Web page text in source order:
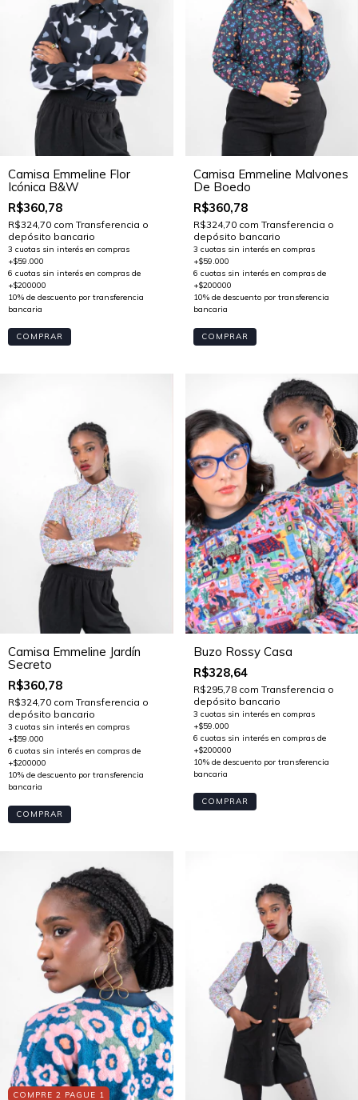
Camisa Emmeline Flor
Icónica B&W
R$360,78
R$324,70 com Transferencia o
depósito bancario
COMPRAR
Camisa Emmeline Malvones
De Boedo
R$360,78
R$324,70 com Transferencia o
depósito bancario
COMPRAR
Camisa Emmeline Jardín
Secreto
R$360,78
R$324,70 com Transferencia o
depósito bancario
COMPRAR
Buzo Rossy Casa
R$328,64
R$295,78 com Transferencia o
depósito bancario
COMPRAR
COMPRE 2 PAGUE 1